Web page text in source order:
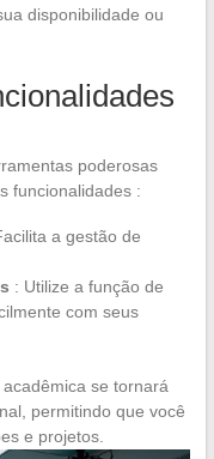
disponibilidade ou
poderosas
funcionalidades :
a gestão de
: Utilize a função de
com seus
se tornará
permitindo que você
e projetos.